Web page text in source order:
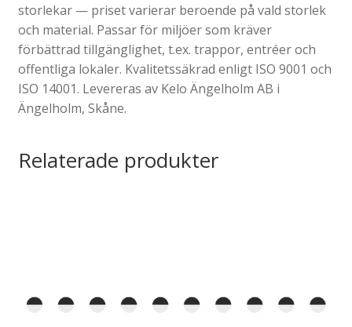
storlekar — priset varierar beroende på vald storlek
och material. Passar för miljöer som kräver
förbättrad tillgänglighet, t.ex. trappor, entréer och
offentliga lokaler. Kvalitetssäkrad enligt ISO 9001 och
ISO 14001. Levereras av Kelo Ängelholm AB i
Ängelholm, Skåne.
Relaterade produkter